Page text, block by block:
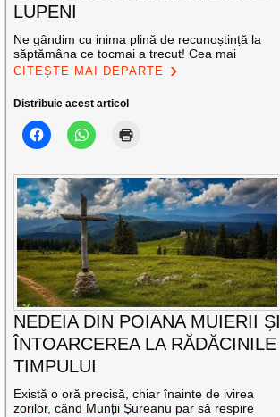
LUPENI
Ne gândim cu inima plină de recunoștință la
săptămâna ce tocmai a trecut! Cea mai
CITEȘTE MAI DEPARTE
Distribuie acest articol
NEDEIA DIN POIANA MUIERII ȘI
ÎNTOARCEREA LA RĂDĂCINILE
TIMPULUI
Există o oră precisă, chiar înainte de ivirea
zorilor, când Munții Șureanu par să respire